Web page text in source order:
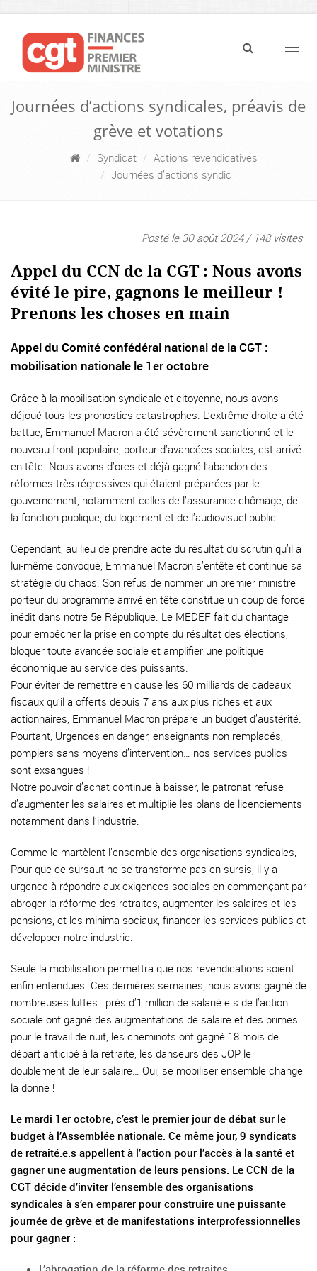
Journées d’actions syndicales, préavis de
grève et votations
Syndicat
Actions revendicatives
Journées d’actions syndic
Posté le 30 août 2024 / 148 visites
Appel du CCN de la CGT : Nous avons
évité le pire, gagnons le meilleur !
Prenons les choses en main
Appel du Comité confédéral national de la CGT :
mobilisation nationale le 1er octobre
Grâce à la mobilisation syndicale et citoyenne, nous avons
déjoué tous les pronostics catastrophes. L’extrême droite a été
battue, Emmanuel Macron a été sévèrement sanctionné et le
nouveau front populaire, porteur d’avancées sociales, est arrivé
en tête. Nous avons d’ores et déjà gagné l’abandon des
réformes très régressives qui étaient préparées par le
gouvernement, notamment celles de l’assurance chômage, de
la fonction publique, du logement et de l’audiovisuel public.
Cependant, au lieu de prendre acte du résultat du scrutin qu’il a
lui-même convoqué, Emmanuel Macron s’entête et continue sa
stratégie du chaos. Son refus de nommer un premier ministre
porteur du programme arrivé en tête constitue un coup de force
inédit dans notre 5e République. Le MEDEF fait du chantage
pour empêcher la prise en compte du résultat des élections,
bloquer toute avancée sociale et amplifier une politique
économique au service des puissants.
Pour éviter de remettre en cause les 60 milliards de cadeaux
fiscaux qu’il a offerts depuis 7 ans aux plus riches et aux
actionnaires, Emmanuel Macron prépare un budget d’austérité.
Pourtant, Urgences en danger, enseignants non remplacés,
pompiers sans moyens d’intervention… nos services publics
sont exsangues !
Notre pouvoir d’achat continue à baisser, le patronat refuse
d’augmenter les salaires et multiplie les plans de licenciements
notamment dans l’industrie.
Comme le martèlent l’ensemble des organisations syndicales,
Pour que ce sursaut ne se transforme pas en sursis, il y a
urgence à répondre aux exigences sociales en commençant par
abroger la réforme des retraites, augmenter les salaires et les
pensions, et les minima sociaux, financer les services publics et
développer notre industrie.
Seule la mobilisation permettra que nos revendications soient
enfin entendues. Ces dernières semaines, nous avons gagné de
nombreuses luttes : près d’1 million de salarié.e.s de l’action
sociale ont gagné des augmentations de salaire et des primes
pour le travail de nuit, les cheminots ont gagné 18 mois de
départ anticipé à la retraite, les danseurs des JOP le
doublement de leur salaire… Oui, se mobiliser ensemble change
la donne !
Le mardi 1er octobre, c’est le premier jour de débat sur le
budget à l’Assemblée nationale. Ce même jour, 9 syndicats
de retraité.e.s appellent à l’action pour l’accès à la santé et
gagner une augmentation de leurs pensions. Le CCN de la
CGT décide d’inviter l’ensemble des organisations
syndicales à s’en emparer pour construire une puissante
journée de grève et de manifestations interprofessionnelles
pour gagner :